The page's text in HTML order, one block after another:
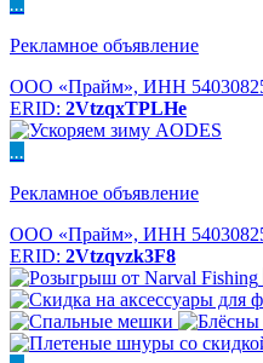
...
Рекламное объявление
ООО «Прайм», ИНН
ERID: 2VtzqxTPLHe
...
Рекламное объявление
ООО «Прайм», ИНН
ERID: 2Vtzqvzk3F8